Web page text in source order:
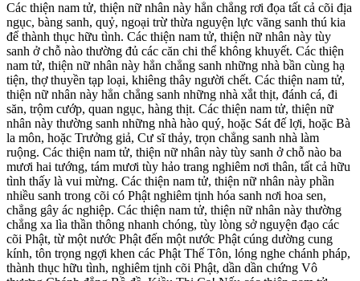
Các thiện nam tử, thiện nữ nhân này hẳn chẳng rơi đọa tất cả cõi địa
ngục, bàng sanh, quỷ, ngoại trừ thừa nguyện lực vãng sanh thú kia
để thành thục hữu tình. Các thiện nam tử, thiện nữ nhân này tùy
sanh ở chỗ nào thường đủ các căn chi thể không khuyết. Các thiện
nam tử, thiện nữ nhân này hẳn chẳng sanh những nhà bần cùng hạ
tiện, thợ thuyền tạp loại, khiêng thây người chết. Các thiện nam tử,
thiện nữ nhân này hẳn chẳng sanh những nhà xắt thịt, đánh cá, đi
săn, trộm cướp, quan ngục, hàng thịt. Các thiện nam tử, thiện nữ
nhân này thường sanh những nhà hào quý, hoặc Sát đế lợi, hoặc Bà
la môn, hoặc Trưởng giả, Cư sĩ thảy, trọn chẳng sanh nhà làm
ruộng. Các thiện nam tử, thiện nữ nhân này tùy sanh ở chỗ nào ba
mươi hai tướng, tám mươi tùy hảo trang nghiêm nơi thân, tất cả hữu
tình thấy là vui mừng. Các thiện nam tử, thiện nữ nhân này phần
nhiều sanh trong cõi có Phật nghiêm tịnh hóa sanh nơi hoa sen,
chẳng gây ác nghiệp. Các thiện nam tử, thiện nữ nhân này thường
chẳng xa lìa thần thông nhanh chóng, tùy lòng sở nguyện đạo các
cõi Phật, từ một nước Phật đến một nước Phật cúng dường cung
kính, tôn trọng ngợi khen các Phật Thế Tôn, lóng nghe chánh pháp,
thành thục hữu tình, nghiêm tịnh cõi Phật, dần dần chứng Vô